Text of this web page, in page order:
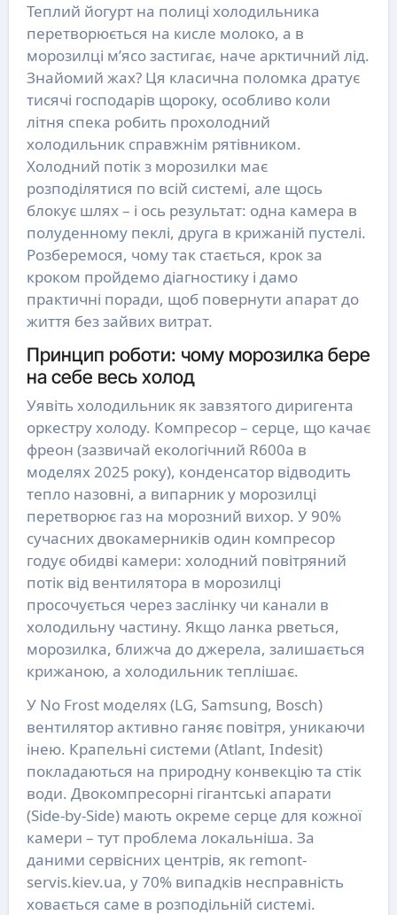
Теплий йогурт на полиці холодильника
перетворюється на кисле молоко, а в
морозилці м’ясо застигає, наче арктичний лід.
Знайомий жах? Ця класична поломка дратує
тисячі господарів щороку, особливо коли
літня спека робить прохолодний
холодильник справжнім рятівником.
Холодний потік з морозилки має
розподілятися по всій системі, але щось
блокує шлях – і ось результат: одна камера в
полуденному пеклі, друга в крижаній пустелі.
Розберемося, чому так стається, крок за
кроком пройдемо діагностику і дамо
практичні поради, щоб повернути апарат до
життя без зайвих витрат.
Принцип роботи: чому морозилка бере
на себе весь холод
Уявіть холодильник як завзятого диригента
оркестру холоду. Компресор – серце, що качає
фреон (зазвичай екологічний R600a в
моделях 2025 року), конденсатор відводить
тепло назовні, а випарник у морозилці
перетворює газ на морозний вихор. У 90%
сучасних двокамерників один компресор
годує обидві камери: холодний повітряний
потік від вентилятора в морозилці
просочується через заслінку чи канали в
холодильну частину. Якщо ланка рветься,
морозилка, ближча до джерела, залишається
крижаною, а холодильник теплішає.
У No Frost моделях (LG, Samsung, Bosch)
вентилятор активно ганяє повітря, уникаючи
інею. Крапельні системи (Atlant, Indesit)
покладаються на природну конвекцію та стік
води. Двокомпресорні гігантські апарати
(Side-by-Side) мають окреме серце для кожної
камери – тут проблема локальніша. За
даними сервісних центрів, як remont-
servis.kiev.ua, у 70% випадків несправність
ховається саме в розподільній системі.